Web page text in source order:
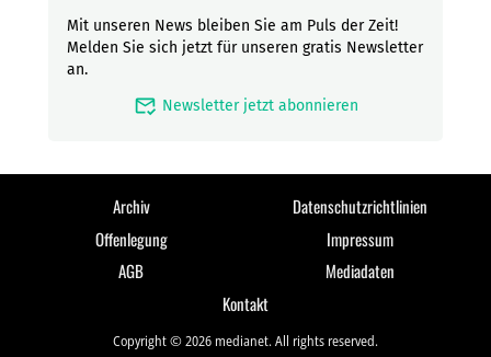
Mit unseren News bleiben Sie am Puls der Zeit!
Melden Sie sich jetzt für unseren gratis Newsletter
an.
mark_email_read Newsletter jetzt abonnieren
Archiv
Datenschutzrichtlinien
Offenlegung
Impressum
AGB
Mediadaten
Kontakt
Copyright © 2026 medianet. All rights reserved.